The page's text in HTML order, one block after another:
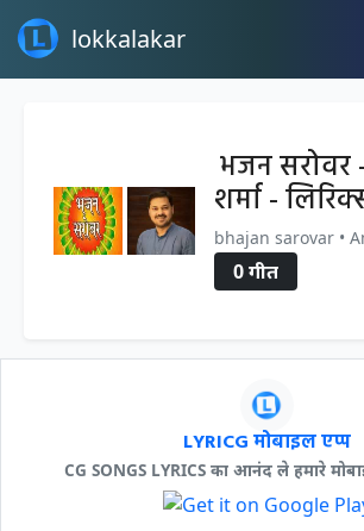
lokkalakar
भजन
शर्मा -
bhajan sarovar •
0 गीत
LYRICG मोबाइल एप्प
CG SONGS LYRICS का आनंद ले हमारे